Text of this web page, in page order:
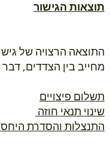
תוצאות הגישור
התוצאה הרצויה של
מחייב בין הצדדים, דבר
תשלום פיצויים
שינוי תנאי חוזה
התנצלות והסדרת